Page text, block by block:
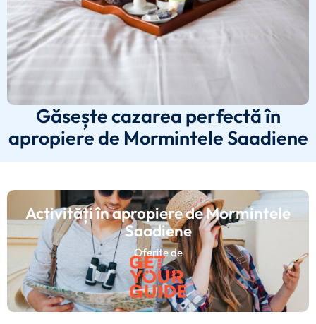
Găsește cazarea perfectă în
apropiere de Mormintele Saadiene
Activități în apropiere de Mormintele
Saadiene
Oferite de